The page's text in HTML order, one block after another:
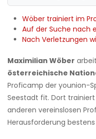
​Wöber trainiert im
​Auf der Suche nach
​Nach Verletzungen
Maximilian Wöber
österreichische
Proficamp der younion-
Seestadt fit. Dort
anderen vereinslosen
Herausforderung